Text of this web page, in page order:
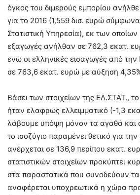
όγκος του διμερούς εμπορίου
για το 2016 (1,559 δισ. ευρώ
Στατιστική Υπηρεσία), εκ των οποίων
εξαγωγές ανήλθαν σε 762,3 εκατ.
ενώ οι ελληνικές εισαγωγές από
σε 763,6 εκατ. ευρώ με αύξηση
Βάσει των στοιχείων της ΕΛ.ΣΤΑΤ., το
ήταν ελαφρώς ελλειμματικό (-1,3
λάβουμε υπόψη μόνον τα αγαθά και
το ισοζύγιο παραμένει θετικό για
ανέρχεται σε 136,9 περίπου εκατ.
στατιστικών στοιχείων προκύπτει
στα παραστατικά που συνοδεύουν
αναφέρεται υποχρεωτικά η χώρα